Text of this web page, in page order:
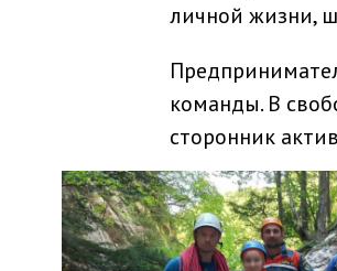
личной жизни,
команды. В
сторонник